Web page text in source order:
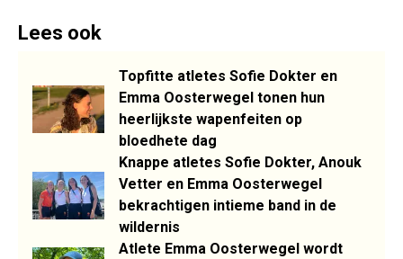
Lees ook
Topfitte atletes Sofie Dokter en
Emma Oosterwegel tonen hun
heerlijkste wapenfeiten op
bloedhete dag
Knappe atletes Sofie Dokter, Anouk
Vetter en Emma Oosterwegel
bekrachtigen intieme band in de
wildernis
Atlete Emma Oosterwegel wordt